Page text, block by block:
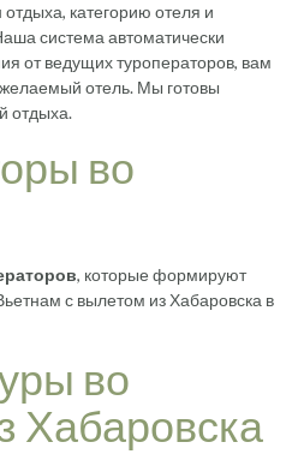
категорию отеля и
система автоматически
от ведущих туроператоров, вам
отель. Мы готовы
отдыха.
во
, которые формируют
с вылетом из Хабаровска в
во
Хабаровска